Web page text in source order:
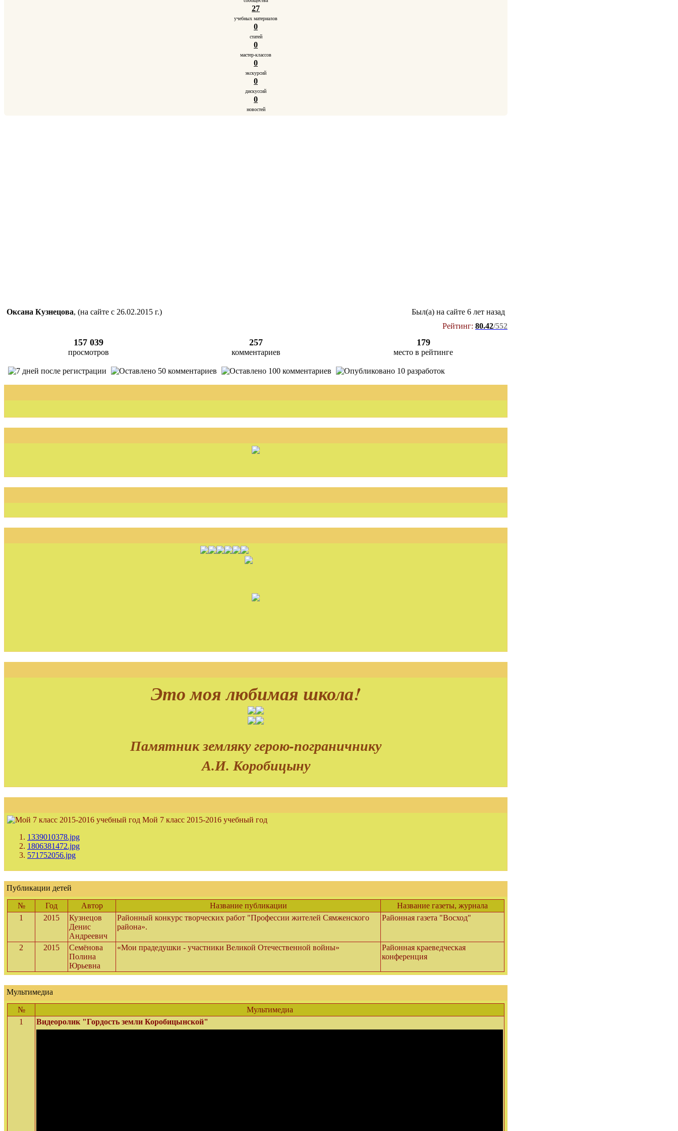
27
учебных материалов
0
статей
0
мастер-классов
0
экскурсий
0
дискуссий
0
новостей
Оксана Кузнецова, (на сайте с 26.02.2015 г.)
Был(а) на сайте 6 лет назад
Рейтинг: 80.42/552
157 039
просмотров
257
комментариев
179
место в рейтинге
Это моя любимая школа!
Памятник земляку герою-пограничнику
А.И. Коробицыну
Мой 7 класс 2015-2016 учебный год
1339010378.jpg
1806381472.jpg
571752056.jpg
Публикации детей
№ Год Автор Название публикации
Название газеты, журнала
1
2015
Кузнецов
Денис
Андреевич
Районный конкурс творческих работ "Профессии жителей Сямженского
района».
Районная газета "Восход"
2 2015
Семёнова
Полина
Юрьевна
«Мои прадедушки - участники Великой Отечественной войны»
Районная краеведческая
конференция
Мультимедиа
№
Мультимедиа
1
Видеоролик "Гордость земли Коробицынской"